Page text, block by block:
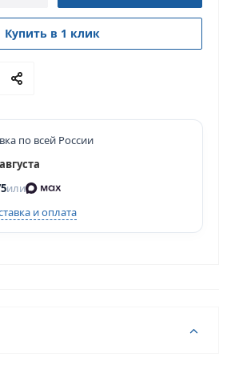
Купить в 1 клик
по всей России
или
и оплата